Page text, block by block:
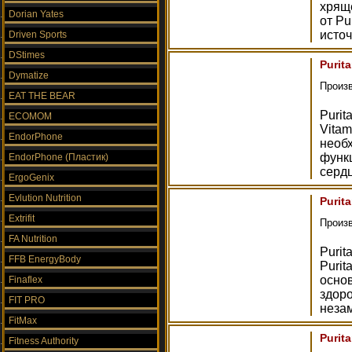
Dorian Yates
Driven Sports
DStimes
Dymatize
EAT THE BEAR
ECOMOM
EndorPhone
EndorPhone (Пластик)
ErgoGenix
Evlution Nutrition
Extrifit
FA Nutrition
FFB EnergyBody
Finaflex
FIT PRO
FitMax
Fitness Authority
от